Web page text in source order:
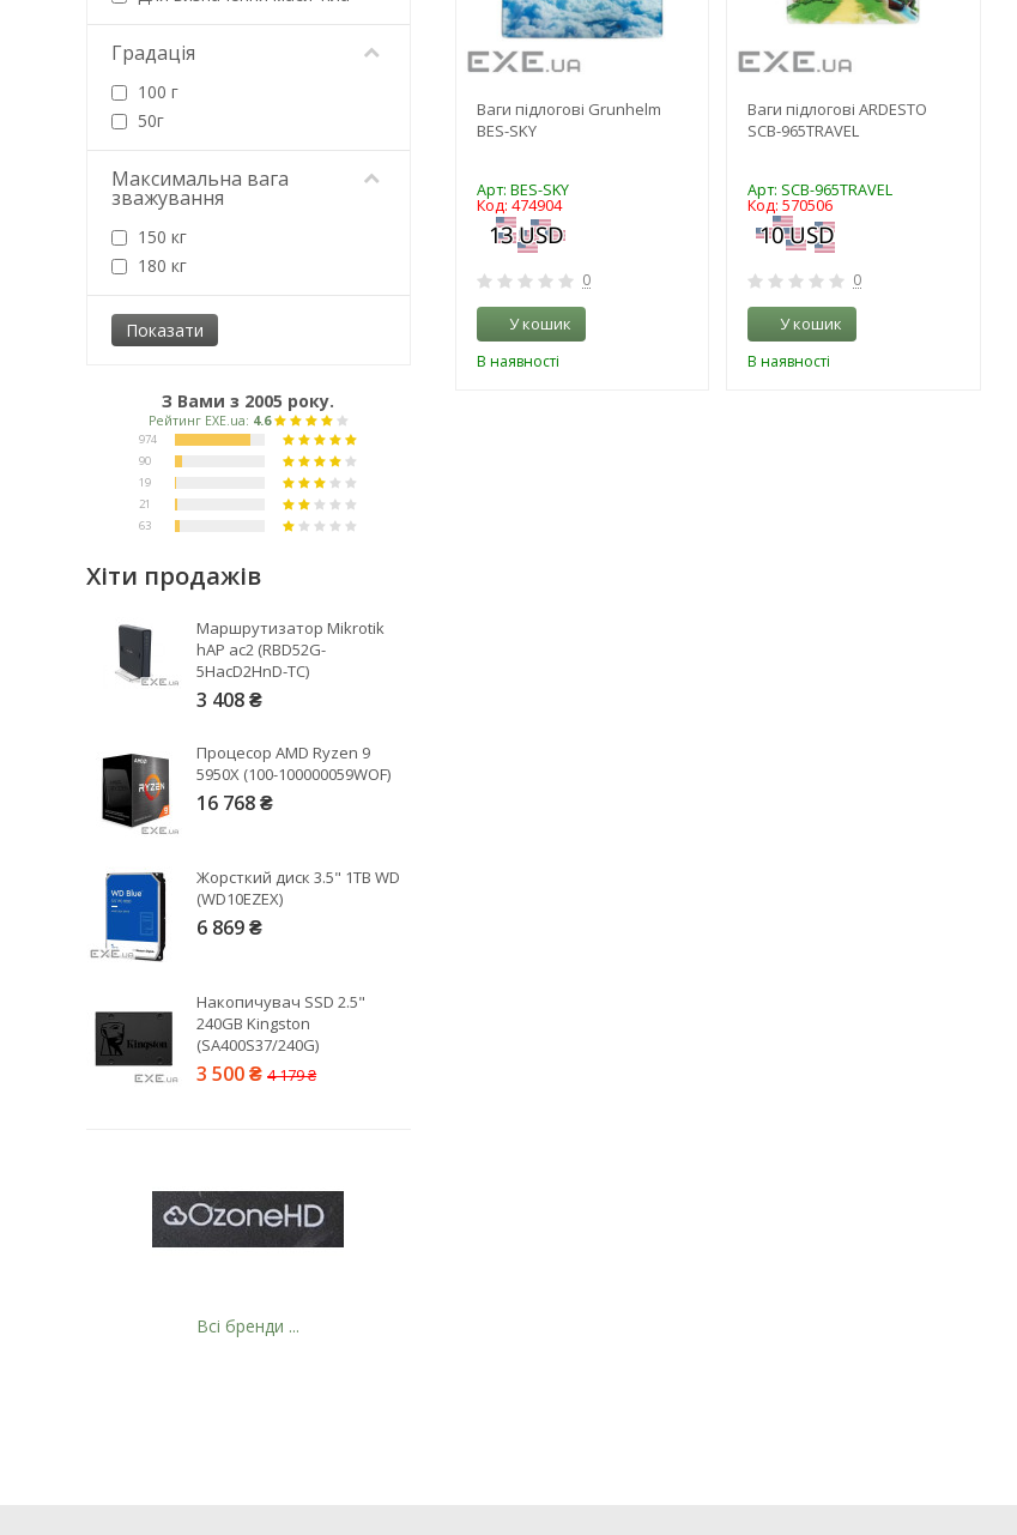
Ваги підлогові Grunhelm
BES-SKY
Арт: BES-SKY
Код: 474904
0
У кошик
В наявності
Ваги підлогові ARDESTO
SCB-965TRAVEL
Арт: SCB-965TRAVEL
Код: 570506
0
У кошик
В наявності
Градація
100 г
50г
Максимальна вага
зважування
150 кг
180 кг
З Вами з 2005 року.
90
19
21
63
Хіти продажів
Маршрутизатор Mikrotik
hAP ac2 (RBD52G-
5HacD2HnD-TC)
3 408 ₴
Процесор AMD Ryzen 9
5950X (100-100000059WOF)
16 768 ₴
Жорсткий диск 3.5" 1TB WD
(WD10EZEX)
6 869 ₴
Накопичувач SSD 2.5"
240GB Kingston
(SA400S37/240G)
3 500 ₴ 4 179 ₴
Всі бренди ...